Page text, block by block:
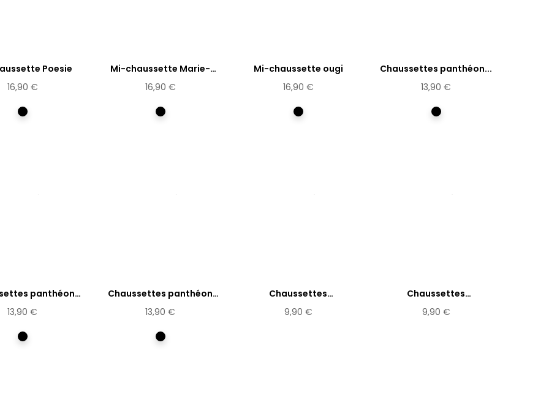
Poesie
16,90 €
Multicolore
Mi-chaussette Marie-
Antoinette
16,90 €
Multicolore
Mi-chaussette ougi
16,90 €
Multicolore
Chaussettes panthéon...
13,90 €
Multicolore
panthéon
Olympe...
13,90 €
Multicolore
Chaussettes panthéon
Rosa...
13,90 €
Multicolore
Chaussettes
dépareillées...
9,90 €
Chaussettes
dépareillées...
9,90 €